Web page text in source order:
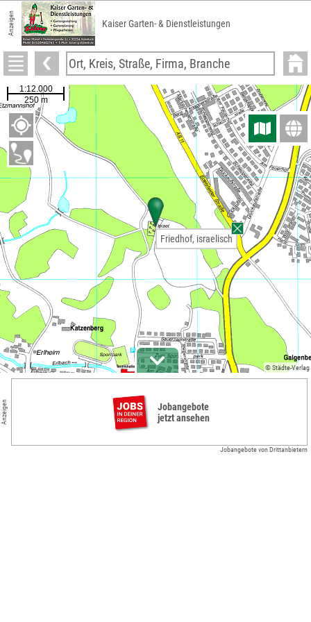
Anzeigen Kaiser Garten- & Dienstleistungen
© Städte-Verlag
Friedhof, israelisch
Anzeigen
Jobangebote
jetzt ansehen
Jobangebote von Drittanbietern